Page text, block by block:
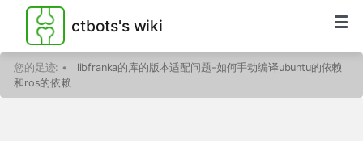
ctbots's wiki
您的足迹: •
libfranka的库的版本适配问题-如何手动编译ubuntu的依赖
和ros的依赖